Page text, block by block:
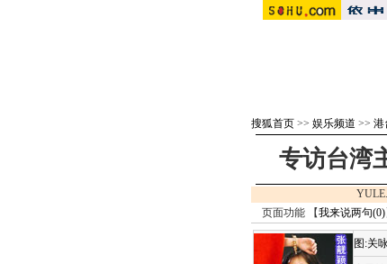
搜狐首页 >> 娱乐频道 >> 港
专访台湾
页面功能 【我来说两句(0)
图:关